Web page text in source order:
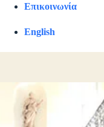
Επικοινωνία
English